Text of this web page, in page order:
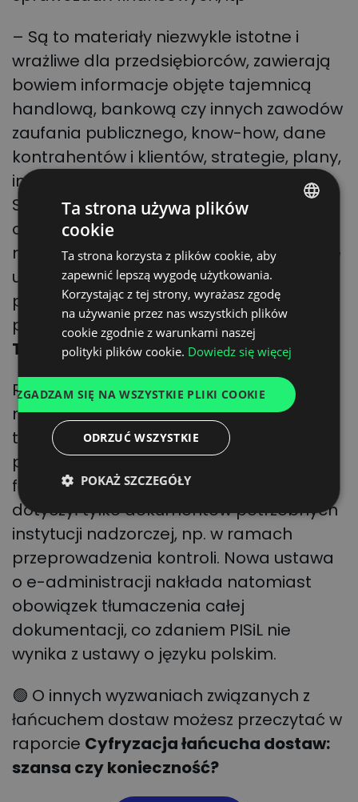
– Są to materiały niezwykle istotne i
wrażliwe dla przedsiębiorców, zawierają
bowiem informacje objęte tajemnicą
handlową, bankową czy innych zawodów
zaufania publicznego, know-how, dane
kontrahentów i klientów, strategie, plany,
informacje o patentach i analizy ryzyka.
Są to dane, które stanowią często pełen
obraz przedsiębiorstwa i jego
najgłębszych tajemnic. W takim kształcie
ustawa o e-administracji może stać się
potencjalnie ustawą o e-inwigilacji
polskiego biznesu – komentujeMarek
Tarczyński , przewodniczący Rady PISiL.
Rządowy projekt ustawy nakłada także
na przedsiębiorców konieczność
tłumaczenia na język polski całej
przekazywanej dokumentacji: umów,
faktur, itp. Do tej pory ten obowiązek
dotyczył tylko dokumentów potrzebnych
instytucji nadzorczej, np. w ramach
przeprowadzenia kontroli. Nowa ustawa
o e-administracji nakłada natomiast
obowiązek tłumaczenia całej
dokumentacji, co zdaniem PISiL nie
wynika z ustawy o języku polskim.
🟢 O innych wyzwaniach związanych z
łańcuchem dostaw możesz przeczytać w
raporcie Cyfryzacja łańcucha dostaw:
szansa czy konieczność?
ENGLISH
GERMAN
UKRAINIAN
FRENCH
Ta strona używa plików
cookie
Ta strona korzysta z plików cookie, aby
zapewnić lepszą wygodę użytkowania.
Korzystając z tej strony, wyrażasz zgodę
na używanie przez nas wszystkich plików
cookie zgodnie z warunkami naszej
polityki plików cookie. Dowiedz się więcej
ZGADZAM SIĘ NA WSZYSTKIE PLIKI COOKIE
ODRZUĆ WSZYSTKIE
POKAŻ SZCZEGÓŁY